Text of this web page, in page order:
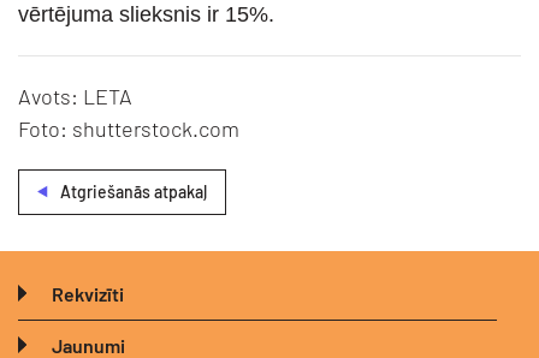
vērtējuma slieksnis ir 15%.
Avots: LETA
Foto: shutterstock.com
Atgriešanās atpakaļ
Rekvizīti
Jaunumi